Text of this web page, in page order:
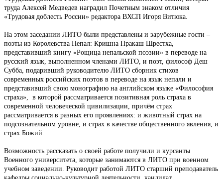
труда Алексей Медведев наградил Почетным знаком отличия
«Трудовая доблесть России» редактора ВХСП Игоря Витюка.
На этом заседании ЛИТО были представлены и зарубежные гости –
поэты из Королевства Непал: Кришна Пракаш Шрестха,
представивший книгу «Рощица непальской поэзии» в переводе на
русский язык, выполненном членами ЛИТО, и поэт, философ Деш
Субба, подаривший руководителю ЛИТО сборник стихов
современных российских поэтов в переводе на язык непали и
представивший свою монографию на английском языке «Философия
страха», в которой рассматривается позитивная роль страха в
современной человеческой цивилизации, причём страх
рассматривается в разных его проявлениях: и животный страх на
подсознательном уровне, и страх в качестве общественного явления, и
страх Божий…
Возможность рассказать о своей работе получили и курсанты
Военного университета, которые занимаются в ЛИТО при военном
учебном заведении. Руководит работой ЛИТО старший преподаватель